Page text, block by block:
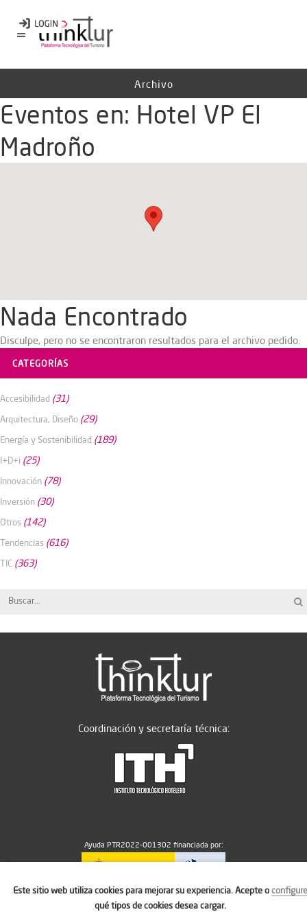
Archivo
Eventos en: Hotel VP El
Madroño
Nada Encontrado
Disculpe, pero no se encontraron resultados para el archivo pedido.
CATEGORÍAS
Accesibilidad (31)
Arquitectura, Diseño (29)
Energía y Sostenibilidad (189)
I+D+i (25)
Innovación (78)
Inversión (30)
Otros (142)
Tendencias (616)
TIC (363)
Coordinación y secretaría técnica:
Ayuda PTR2022-001302 financiada por:
MICIU/AEI/10.13039/501100011033
Este sitio web utiliza cookies para mejorar su experiencia. Acepte oconfigure
qué tipos de cookies desea cargar.